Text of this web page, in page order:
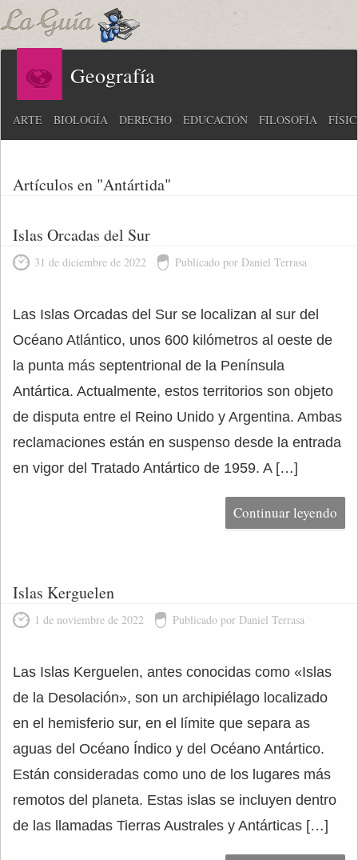
Geografía
ARTE BIOLOGÍA DERECHO EDUCACIÓN FILOSOFÍA
Artículos en "Antártida"
Islas Orcadas del Sur
31 de diciembre de 2022 Publicado por Daniel Terrasa
Las Islas Orcadas del Sur se localizan al sur del
Océano Atlántico, unos 600 kilómetros al oeste de
la punta más septentrional de la Península
Antártica. Actualmente, estos territorios son objeto
de disputa entre el Reino Unido y Argentina. Ambas
reclamaciones están en suspenso desde la entrada
en vigor del Tratado Antártico de 1959. A […]
Continuar leyendo
Islas Kerguelen
1 de noviembre de 2022 Publicado por Daniel Terrasa
Las Islas Kerguelen, antes conocidas como «Islas
de la Desolación», son un archipiélago localizado
en el hemisferio sur, en el límite que separa as
aguas del Océano Índico y del Océano Antártico.
Están consideradas como uno de los lugares más
remotos del planeta. Estas islas se incluyen dentro
de las llamadas Tierras Australes y Antárticas […]